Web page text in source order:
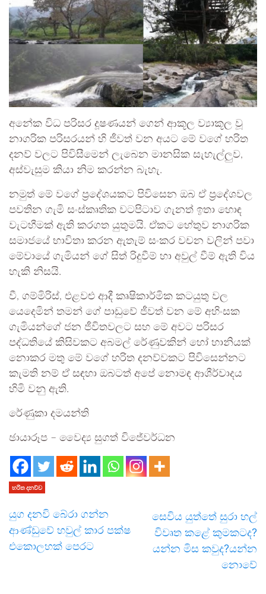
අනේක විධ පරිසර දූෂණයන් ගෙන් ආකූල ව්‍යාකූල වූ
නාගරික පරිසරයන් හි ජීවත් වන අයට මේ වගේ හරිත
දනව් වලට පිවිසීමෙන් ලැබෙන මානසික සැහැල්ලුව,
අස්වැසුම කියා නිම කරන්න බැහැ.
නමුත් මේ වගේ ප්‍රදේශයකට පිවිසෙන ඔබ ඒ ප්‍රදේශවල
පවතින ගැමි සංස්කෘතික වටපිටාව ගැනත් ඉතා හොඳ
වැටහීමක් ඇති කරගත යුතුමයි. ඒකට හේතුව නාගරික
සමාජයේ භාවිතා කරන ඇතැම් සංකර වචන වලින් පවා
මේවායේ ගැමියන් ගේ සිත් රිදුවීම් හා අවුල් වීම් ඇති විය
හැකි නිසයි.
වී, ගම්මිරිස්, එළවළු ආදී කෘෂිකාර්මික කටයුතු වල
යෙදෙමින් තමන් ගේ පාඩුවේ ජීවත් වන මේ අහිංසක
ගැමියන්ගේ ජන ජීවිතවලට සහ මේ අවට පරිසර
පද්ධතියේ කිසිවකට අබමල් රේණුවකින් හෝ හානියක්
නොකර මතු මේ වගේ හරිත දනව්වකට පිවිසෙන්නට
කැමති නම් ඒ සඳහා ඔබටත් අපේ නොමඳ ආශීර්වාදය
හිමි වනු ඇති.
රේණුකා දමයන්ති
ඡායාරූප – වෛද්‍ය සුගත් විජේවර්ධන
හරිත දනව්ව
යුග දනවි බේරා ගන්න
ආණ්ඩුවේ හවුල් කාර පක්ෂ
එකොලහක් පෙරට
සෙවිය යුත්තේ සුරා හල්
විවෘත කළේ කුමකටද?
යන්න මිස කවුද?යන්න
නොවේ